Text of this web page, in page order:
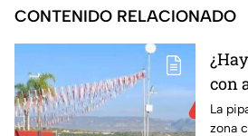
CONTENIDO RELACIONADO
con
La
zona